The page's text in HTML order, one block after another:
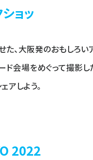
ョッ
、大阪発のおもしろい
ード会場をめぐって撮
アしよう。
2022